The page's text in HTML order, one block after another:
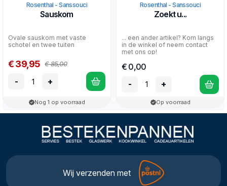
Rosenthal - Sanssouci
Sauskom
Ovale sauskom met vaste
schotel en twee tuiten
€ 39,95 € 85,00
- +
Nog 1 op voorraad
Rosenthal - Sanssouci
Zoekt u...
... een ander artikel? Kom langs
in de winkel of neem contact
met ons op!
€ 0,00
-
+
Op voorraad
Wij verzenden met